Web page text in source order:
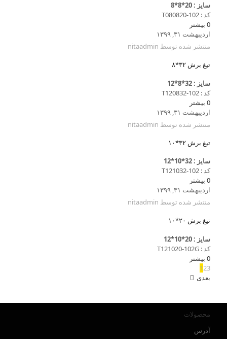
سایز : 20*8*8
کد : T080820-102
0 بیشتر
اردیبهشت ۳۱, ۱۳۹۹
منتشر شده توسط nitaadmin
تیغ برش ۳۲*۸
سایز : 32*8*12
کد : T120832-102
0 بیشتر
اردیبهشت ۳۱, ۱۳۹۹
منتشر شده توسط nitaadmin
تیغ برش ۳۲*۱۰
سایز : 32*10*12
کد : T121032-102
0 بیشتر
اردیبهشت ۳۱, ۱۳۹۹
منتشر شده توسط nitaadmin
تیغ برش ۲۰*۱۰
سایز : 20*10*12
کد : T121020-102G
0 بیشتر
123
بعدی
محصولات
آدرس